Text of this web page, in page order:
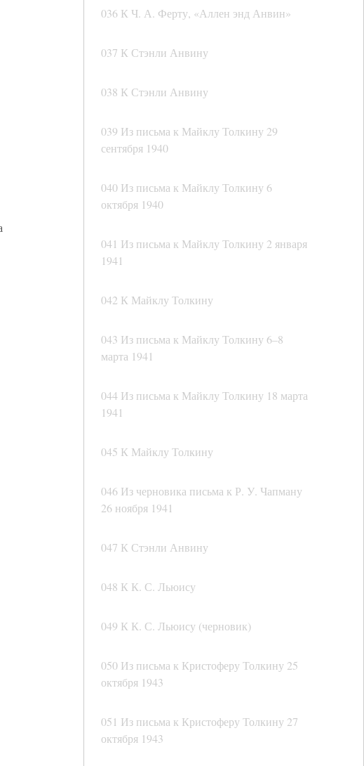
036 К Ч. А. Ферту, «Аллен энд Анвин»
037 К Стэнли Анвину
038 К Стэнли Анвину
039 Из письма к Майклу Толкину 29
сентября 1940
040 Из письма к Майклу Толкину 6
октября 1940
041 Из письма к Майклу Толкину 2 января
1941
042 К Майклу Толкину
043 Из письма к Майклу Толкину 6–8
марта 1941
044 Из письма к Майклу Толкину 18 марта
1941
045 К Майклу Толкину
046 Из черновика письма к Р. У. Чапману
26 ноября 1941
047 К Стэнли Анвину
048 К К. С. Льюису
049 К К. С. Льюису (черновик)
050 Из письма к Кристоферу Толкину 25
октября 1943
051 Из письма к Кристоферу Толкину 27
октября 1943